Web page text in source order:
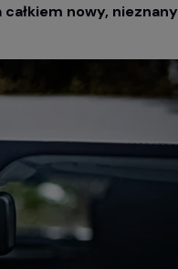
nowy, nieznany